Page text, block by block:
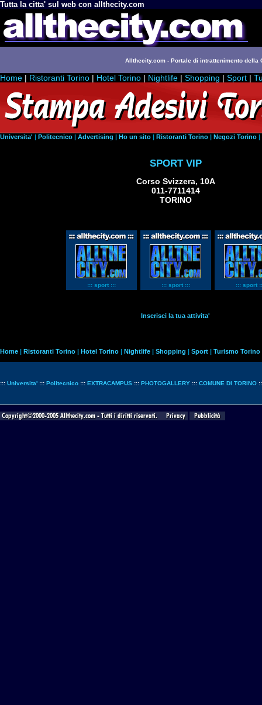
Tutta la citta' sul web con allthecity.com
Allthecity.com - Portale di intrattenimento della
Home | Ristoranti Torino | Hotel Torino | Nightlife | Shopping | Sport |
Universita' | Politecnico | Advertising | Ho un sito | Ristoranti Torino | Negozi Torino |
SPORT VIP
Corso Svizzera, 10A
011-7711414
TORINO
::: sport ::: ::: sport ::: ::: sport
Inserisci la tua attivita'
Home | Ristoranti Torino | Hotel Torino | Nightlife | Shopping | Sport | Turismo Torino
::: Universita' ::: Politecnico ::: EXTRACAMPUS ::: PHOTOGALLERY ::: COMUNE DI TORINO